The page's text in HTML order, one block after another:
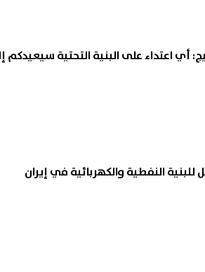
أي اعتداء على البنية التحتية سيعيدكم إلى
للبنية النفطية والكهربائية في إيران